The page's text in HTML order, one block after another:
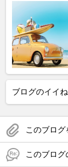
ブログのイイ
このブロ
このブログ